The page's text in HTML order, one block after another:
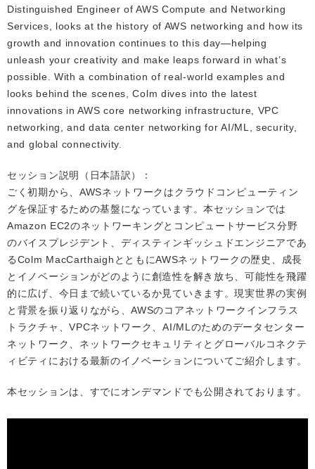
Distinguished Engineer of AWS Compute and Networking
Services, looks at the history of AWS networking and how its
growth and innovation continues to this day—helping
unleash your creativity and make leaps forward in what’s
possible. With a combination of real-world examples and
looks behind the scenes, Colm dives into the latest
innovations in AWS core networking infrastructure, VPC
networking, and data center networking for AI/ML, security,
and global connectivity.
セッション説明（日本語訳）：
ごく初期から、AWSネットワークはクラウドコンピューティン
グを保証するための基盤になっています。本セッションでは
Amazon EC2のネットワーキングとコンピュートサービス分野
のバイスプレジデント、ディスティンギッシュドエンジニアであ
るColm MacCarthaighとともにAWSネットワークの歴史、成長
とイノベーションがどのように創造性を解き放ち、可能性を飛躍
的に広げ、今日まで続いているか見ていきます。現実世界の実例
と背景を振り返りながら、AWSのコアネットワークインフラス
トラクチャ、VPCネットワーク、AI/MLのためのデータセンター
ネットワーク、ネットワークセキュリティとグローバルコネクテ
ィビティにおける最新のイノベーションについてご紹介します。
本セッションは、すでにオンデマンドでも公開されております。